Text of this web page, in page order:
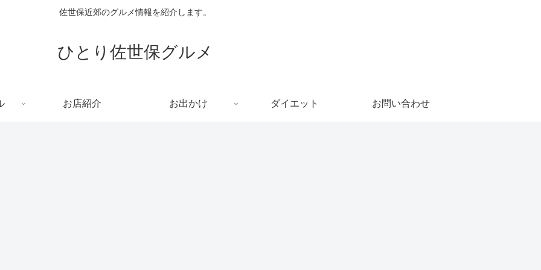
佐世保近郊のグルメ情報を紹介します。
ひとり佐世保グルメ
お店紹介 お出かけ ダイエット お問い合わせ